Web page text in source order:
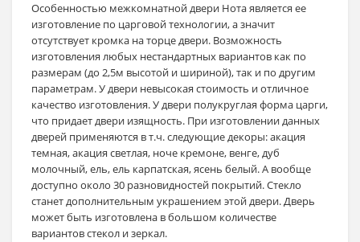
Особенностью межкомнатной двери Нота является ее
изготовление по царговой технологии, а значит
отсутствует кромка на торце двери. Возможность
изготовления любых нестандартных вариантов как по
размерам (до 2,5м высотой и шириной), так и по другим
параметрам. У двери невысокая стоимость и отличное
качество изготовления. У двери полукруглая форма царги,
что придает двери изящность. При изготовлении данных
дверей применяются в т.ч. следующие декоры: акация
темная, акация светлая, ноче кремоне, венге, дуб
молочный, ель, ель карпатская, ясень белый. А вообще
доступно около 30 разновидностей покрытий. Стекло
станет дополнительным украшением этой двери. Дверь
может быть изготовлена в большом количестве
вариантов стекол и зеркал.